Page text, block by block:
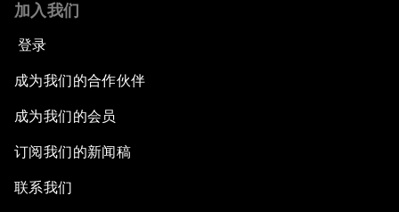
加入我们
登录
成为我们的合作伙伴
成为我们的会员
订阅我们的新闻稿
联系我们